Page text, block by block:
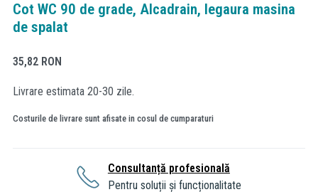
Cot WC 90 de grade, Alcadrain, legaura masina
de spalat
35,82 RON
Livrare estimata 20-30 zile.
Costurile de livrare sunt afisate in cosul de cumparaturi
Consultanță profesională
Pentru soluții și funcționalitate